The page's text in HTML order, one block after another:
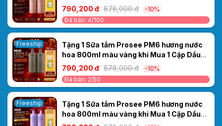
Gội/Xả Ceylanpuree Luxury Aroma
1000ml CS6/CC6 – Phục Hồi & Dưỡng Ẩm
Cho Mái Tóc Mềm Mượt Chuẩn Salon
790,200 đ 878,000 đ
-10%
Đã bán: 4/100
Freeship
Tặng 1 Sữa tắm Prosee PM6 hương nước
hoa 800ml màu vàng khi Mua 1 Cặp Dầu
Gội/Xả Ceylanpuree Luxury Aroma
CS5/CC5 1000ml – Giải Pháp Cho Da Đầu
Gàu Ngứa, Tóc Khô Xơ
790,200 đ 878,000 đ
-10%
Đã bán: 2/50
Freeship
Tặng 1 Sữa tắm Prosee PM6 hương nước
hoa 800ml màu vàng khi Mua 1 Cặp Dầu
Gội/ Xả Cao Cấp Collagen Ceylanpuree